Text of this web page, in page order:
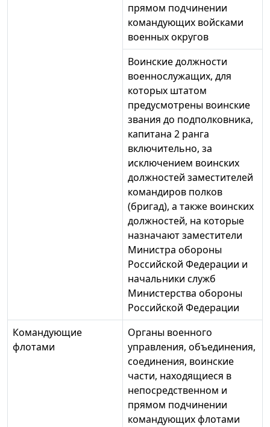
прямом подчинении
командующих войсками
военных округов
Воинские должности
военнослужащих, для
которых штатом
предусмотрены воинские
звания до подполковника,
капитана 2 ранга
включительно, за
исключением воинских
должностей заместителей
командиров полков
(бригад), а также воинских
должностей, на которые
назначают заместители
Министра обороны
Российской Федерации и
начальники служб
Министерства обороны
Российской Федерации
Командующие
флотами
Органы военного
управления, объединения,
соединения, воинские
части, находящиеся в
непосредственном и
прямом подчинении
командующих флотами